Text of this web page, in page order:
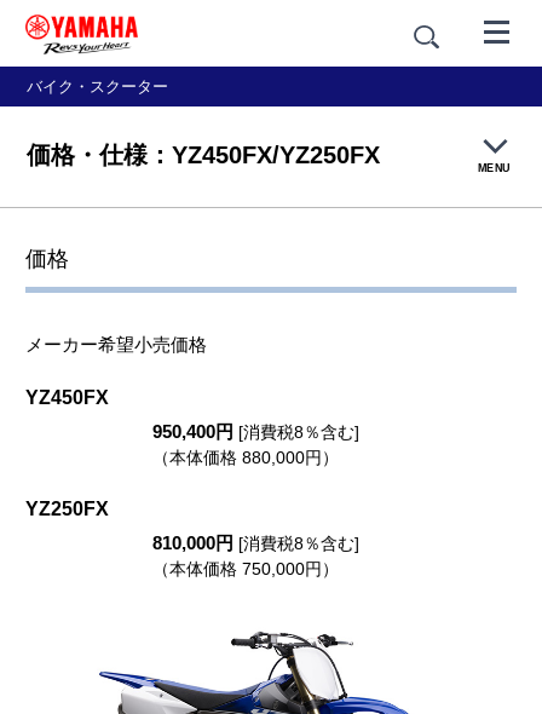
バイク・スクーター
価格・仕様：YZ450FX/YZ250FX MENU
正規取扱店を探す
カタログPDFダウンロード
価格
メーカー希望小売価格
YZ450FX
950,400円 [消費税8％含む]
（本体価格 880,000円）
YZ250FX
810,000円 [消費税8％含む]
（本体価格 750,000円）